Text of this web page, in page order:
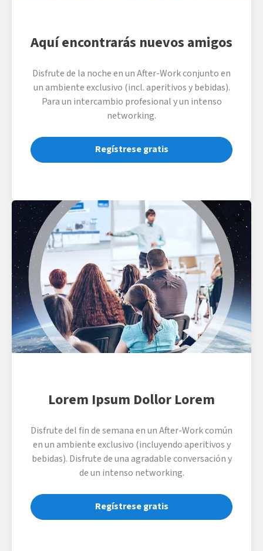
Aquí encontrarás nuevos amigos
Disfrute de la noche en un After-Work conjunto en
un ambiente exclusivo (incl. aperitivos y bebidas).
Para un intercambio profesional y un intenso
networking.
Regístrese gratis
Lorem Ipsum Dollor Lorem
Disfrute del fin de semana en un After-Work común
en un ambiente exclusivo (incluyendo aperitivos y
bebidas). Disfrute de una agradable conversación y
de un intenso networking.
Regístrese gratis